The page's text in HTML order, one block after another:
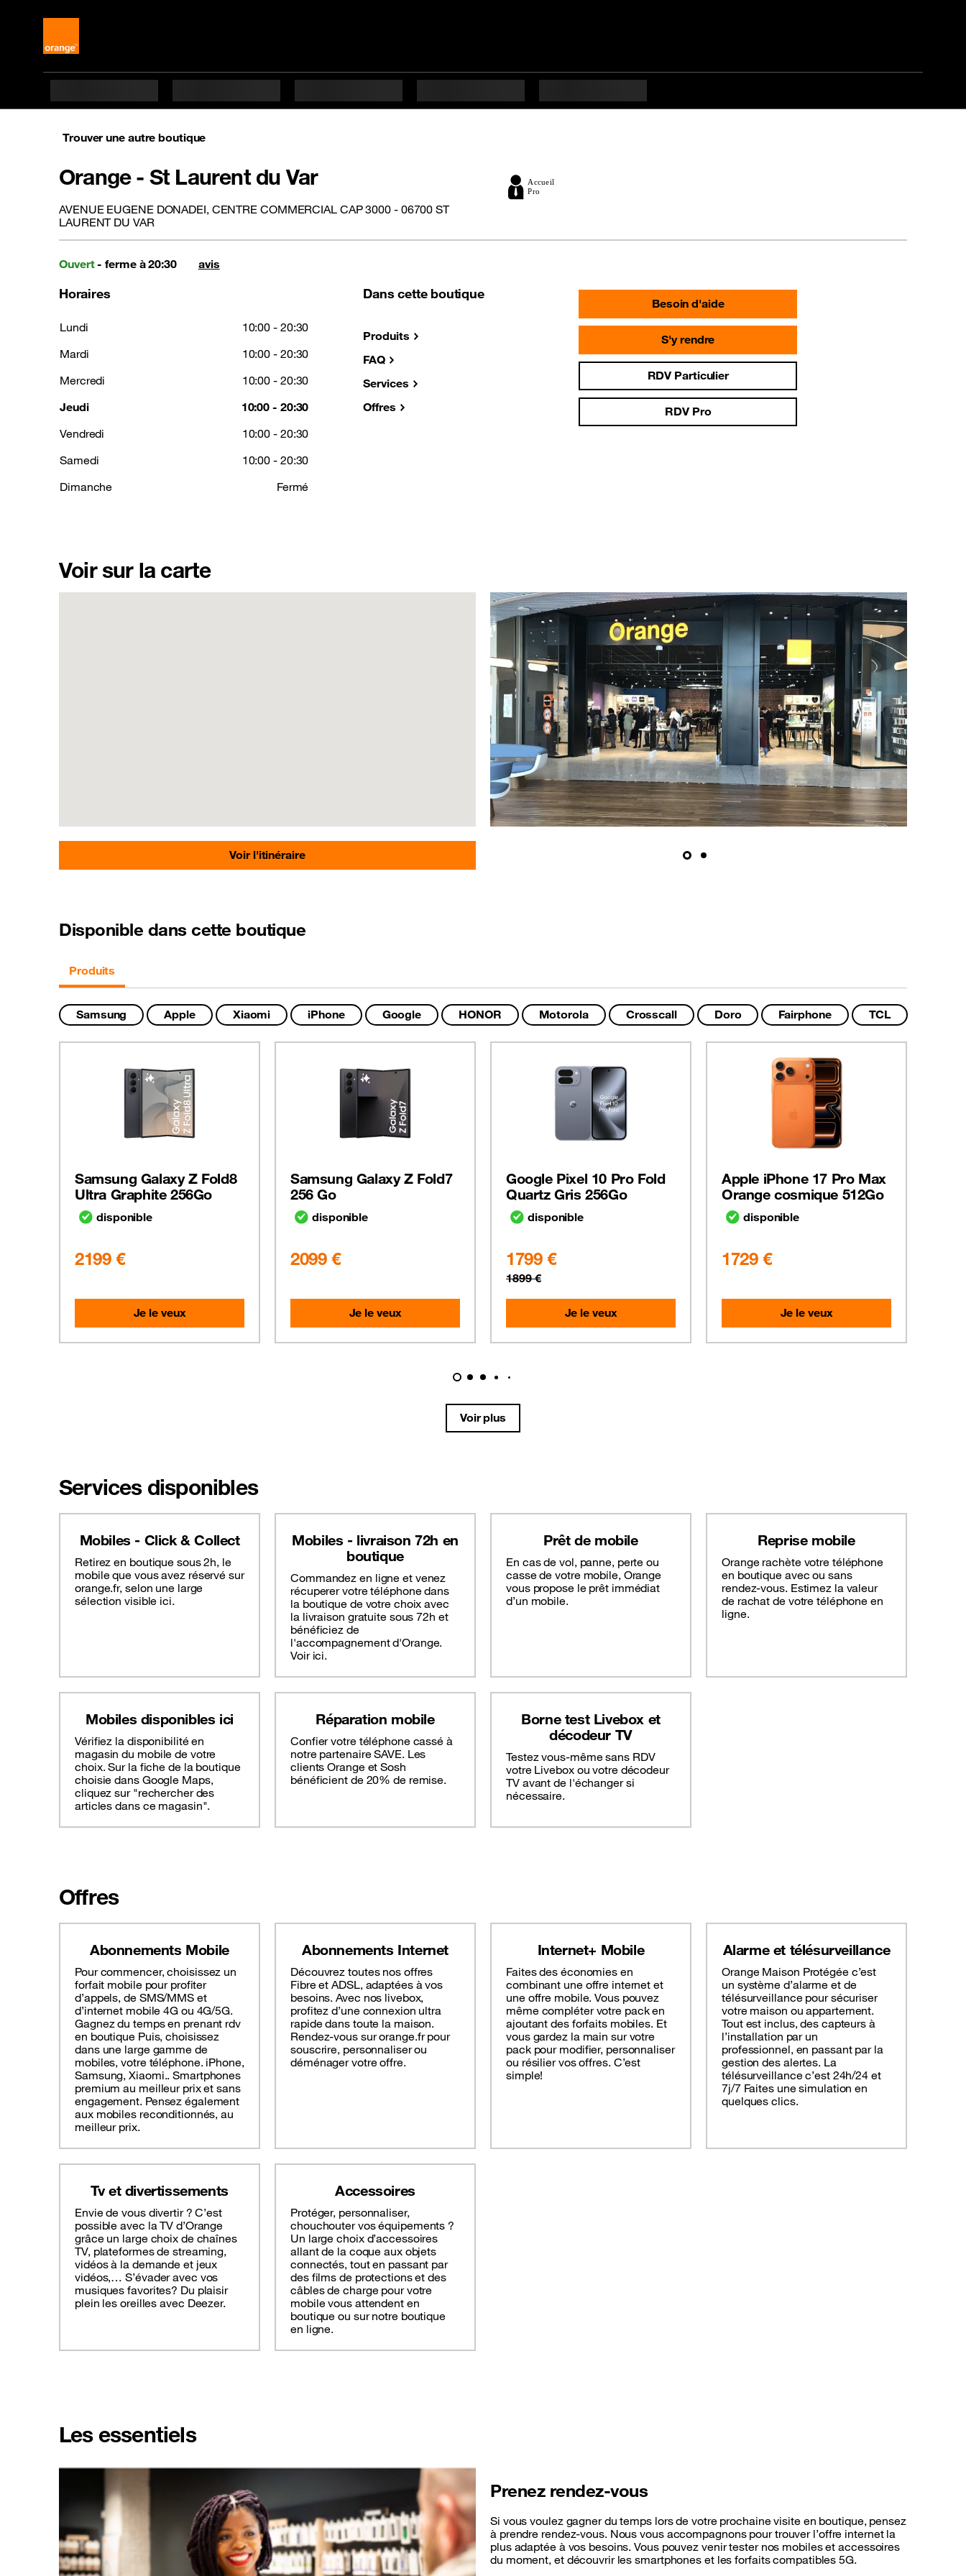
Trouver une autre boutique
Orange - St Laurent du Var
AVENUE EUGENE DONADEI, CENTRE COMMERCIAL CAP 3000 - 06700 ST
LAURENT DU VAR
Ouvert- ferme à 20:30 avis
Horaires
Lundi
10:00 - 20:30
Mardi
10:00 - 20:30
Mercredi
10:00 - 20:30
Jeudi
10:00 - 20:30
Vendredi
10:00 - 20:30
Samedi
10:00 - 20:30
Dimanche
Fermé
Dans cette boutique
Produits
FAQ
Services
Offres
Besoin d'aide
S'y rendre
RDV Particulier
RDV Pro
Voir sur la carte
Voir l'itinéraire
Disponible dans cette boutique
Produits
Samsung Apple Xiaomi iPhone Google HONOR Motorola Crosscall Doro Fairphone TCL
Samsung Galaxy Z Fold8
Ultra Graphite 256Go
disponible
2199 €
Je le veux
Samsung Galaxy Z Fold7
256 Go
disponible
2099 €
Je le veux
Google Pixel 10 Pro Fold
Quartz Gris 256Go
disponible
1799 €
1899 €
Je le veux
Apple iPhone 17 Pro Max
Orange cosmique 512Go
disponible
1729 €
Je le veux
Voir plus
Services disponibles
Mobiles - Click & Collect
Retirez en boutique sous 2h, le
mobile que vous avez réservé sur
orange.fr, selon une large
sélection visible ici.
Mobiles - livraison 72h en
boutique
Commandez en ligne et venez
récuperer votre téléphone dans
la boutique de votre choix avec
la livraison gratuite sous 72h et
bénéficiez de
l'accompagnement d'Orange.
Voir ici.
Prêt de mobile
En cas de vol, panne, perte ou
casse de votre mobile, Orange
vous propose le prêt immédiat
d’un mobile.
Reprise mobile
Orange rachète votre téléphone
en boutique avec ou sans
rendez-vous. Estimez la valeur
de rachat de votre téléphone en
ligne.
Mobiles disponibles ici
Vérifiez la disponibilité en
magasin du mobile de votre
choix. Sur la fiche de la boutique
choisie dans Google Maps,
cliquez sur "rechercher des
articles dans ce magasin".
Réparation mobile
Confier votre téléphone cassé à
notre partenaire SAVE. Les
clients Orange et Sosh
bénéficient de 20% de remise.
Borne test Livebox et
décodeur TV
Testez vous-même sans RDV
votre Livebox ou votre décodeur
TV avant de l'échanger si
nécessaire.
Offres
Abonnements Mobile
Pour commencer, choisissez un
forfait mobile pour profiter
d’appels, de SMS/MMS et
d’internet mobile 4G ou 4G/5G.
Gagnez du temps en prenant rdv
en boutique Puis, choisissez
dans une large gamme de
mobiles, votre téléphone. iPhone,
Samsung, Xiaomi.. Smartphones
premium au meilleur prix et sans
engagement. Pensez également
aux mobiles reconditionnés, au
meilleur prix.
Abonnements Internet
Découvrez toutes nos offres
Fibre et ADSL, adaptées à vos
besoins. Avec nos livebox,
profitez d’une connexion ultra
rapide dans toute la maison.
Rendez-vous sur orange.fr pour
souscrire, personnaliser ou
déménager votre offre.
Internet+ Mobile
Faites des économies en
combinant une offre internet et
une offre mobile. Vous pouvez
même compléter votre pack en
ajoutant des forfaits mobiles. Et
vous gardez la main sur votre
pack pour modifier, personnaliser
ou résilier vos offres. C’est
simple!
Alarme et télésurveillance
Orange Maison Protégée c’est
un système d’alarme et de
télésurveillance pour sécuriser
votre maison ou appartement.
Tout est inclus, des capteurs à
l’installation par un
professionnel, en passant par la
gestion des alertes. La
télésurveillance c’est 24h/24 et
7j/7 Faites une simulation en
quelques clics.
Tv et divertissements
Envie de vous divertir ? C’est
possible avec la TV d’Orange
grâce un large choix de chaînes
TV, plateformes de streaming,
vidéos à la demande et jeux
vidéos,… S’évader avec vos
musiques favorites? Du plaisir
plein les oreilles avec Deezer.
Accessoires
Protéger, personnaliser,
chouchouter vos équipements ?
Un large choix d’accessoires
allant de la coque aux objets
connectés, tout en passant par
des films de protections et des
câbles de charge pour votre
mobile vous attendent en
boutique ou sur notre boutique
en ligne.
Les essentiels
Prenez rendez-vous
Si vous voulez gagner du temps lors de votre prochaine visite en boutique, pensez
à prendre rendez-vous. Nous vous accompagnons pour trouver l’offre internet la
plus adaptée à vos besoins. Vous pouvez venir tester nos mobiles et accessoires
du moment, et découvrir les smartphones et les forfaits compatibles 5G.